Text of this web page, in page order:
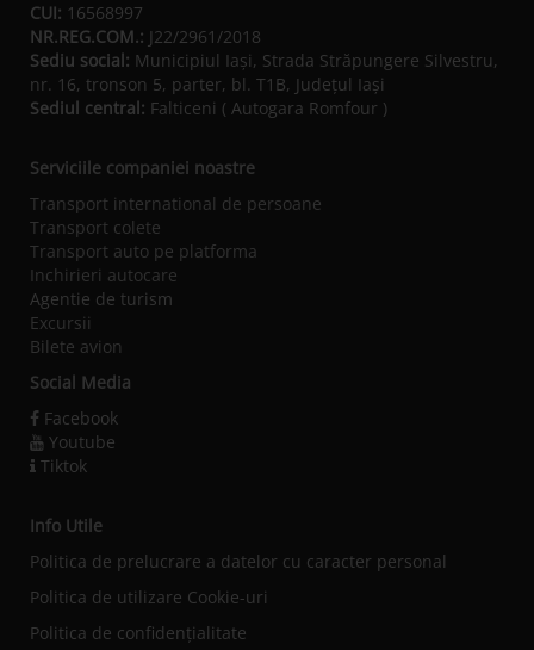
CUI: 16568997
NR.REG.COM.: J22/2961/2018
Sediu social: Municipiul Iaşi, Strada Străpungere Silvestru,
nr. 16, tronson 5, parter, bl. T1B, Județul Iaşi
Sediul central: Falticeni ( Autogara Romfour )
Serviciile companiei noastre
Transport international de persoane
Transport colete
Transport auto pe platforma
Inchirieri autocare
Agentie de turism
Excursii
Bilete avion
Social Media
Facebook
Youtube
Tiktok
Info Utile
Politica de prelucrare a datelor cu caracter personal
Politica de utilizare Cookie-uri
Politica de confidențialitate